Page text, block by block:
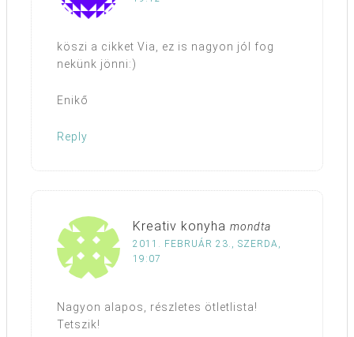
köszi a cikket Via, ez is nagyon jól fog
nekünk jönni:)
Enikő
Reply
Kreativ konyha mondta
2011. FEBRUÁR 23., SZERDA,
19:07
Nagyon alapos, részletes ötletlista!
Tetszik!